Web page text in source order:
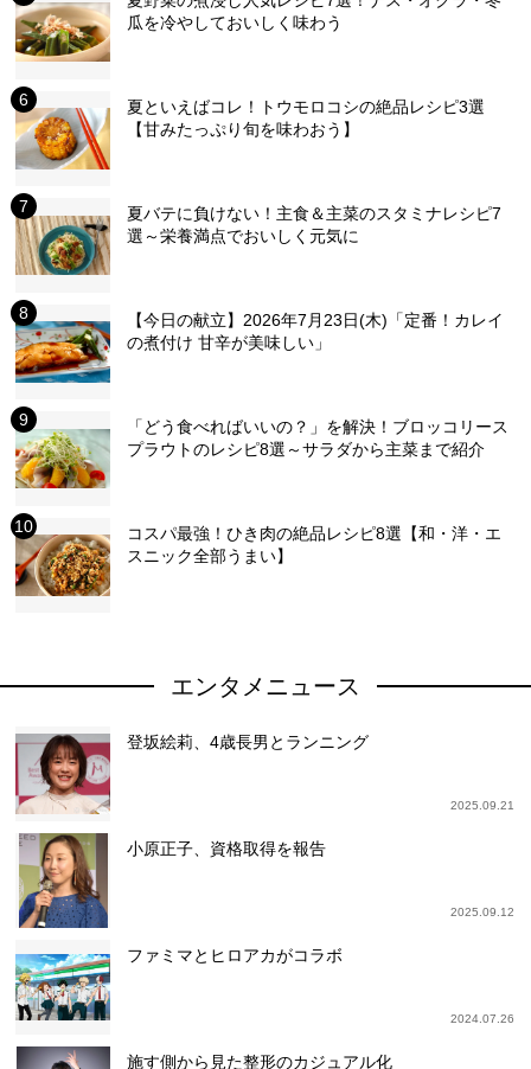
瓜を冷やしておいしく味わう
夏といえばコレ！トウモロコシの絶品レシピ3選
【甘みたっぷり旬を味わおう】
夏バテに負けない！主食＆主菜のスタミナレシピ7
選～栄養満点でおいしく元気に
【今日の献立】2026年7月23日(木)「定番！カレイ
の煮付け 甘辛が美味しい」
「どう食べればいいの？」を解決！ブロッコリース
プラウトのレシピ8選～サラダから主菜まで紹介
コスパ最強！ひき肉の絶品レシピ8選【和・洋・エ
スニック全部うまい】
エンタメニュース
登坂絵莉、4歳長男とランニング
2025.09.21
小原正子、資格取得を報告
2025.09.12
ファミマとヒロアカがコラボ
2024.07.26
施す側から見た整形のカジュアル化